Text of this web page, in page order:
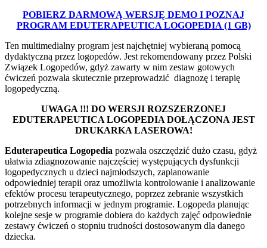
POBIERZ DARMOWĄ WERSJĘ DEMO I POZNAJ
PROGRAM EDUTERAPEUTICA LOGOPEDIA (1 GB)
Ten multimedialny program jest najchętniej wybieraną pomocą
dydaktyczną przez logopedów. Jest rekomendowany przez Polski
Związek Logopedów, gdyż zawarty w nim zestaw gotowych
ćwiczeń pozwala skutecznie przeprowadzić diagnozę i terapię
logopedyczną.
UWAGA !!! DO WERSJI ROZSZERZONEJ
EDUTERAPEUTICA LOGOPEDIA DOŁĄCZONA JEST
DRUKARKA LASEROWA!
Eduterapeutica Logopedia pozwala oszczędzić dużo czasu, gdyż
ułatwia zdiagnozowanie najczęściej występujących dysfunkcji
logopedycznych u dzieci najmłodszych, zaplanowanie
odpowiedniej terapii oraz umożliwia kontrolowanie i analizowanie
efektów procesu terapeutycznego, poprzez zebranie wszystkich
potrzebnych informacji w jednym programie. Logopeda planując
kolejne sesje w programie dobiera do każdych zajęć odpowiednie
zestawy ćwiczeń o stopniu trudności dostosowanym dla danego
dziecka.